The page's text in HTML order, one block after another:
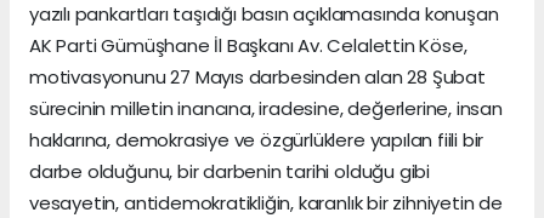
yazılı pankartları taşıdığı basın açıklamasında konuşan
AK Parti Gümüşhane İl Başkanı Av. Celalettin Köse,
motivasyonunu 27 Mayıs darbesinden alan 28 Şubat
sürecinin milletin inancına, iradesine, değerlerine, insan
haklarına, demokrasiye ve özgürlüklere yapılan fiili bir
darbe olduğunu, bir darbenin tarihi olduğu gibi
vesayetin, antidemokratikliğin, karanlık bir zihniyetin de